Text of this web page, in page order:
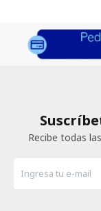
Recibe todas